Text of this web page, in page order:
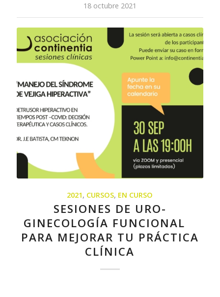
18 octubre 2021
2021, CURSOS, EN CURSO
SESIONES DE URO-
GINECOLOGÍA FUNCIONAL
PARA MEJORAR TU PRÁCTICA
CLÍNICA